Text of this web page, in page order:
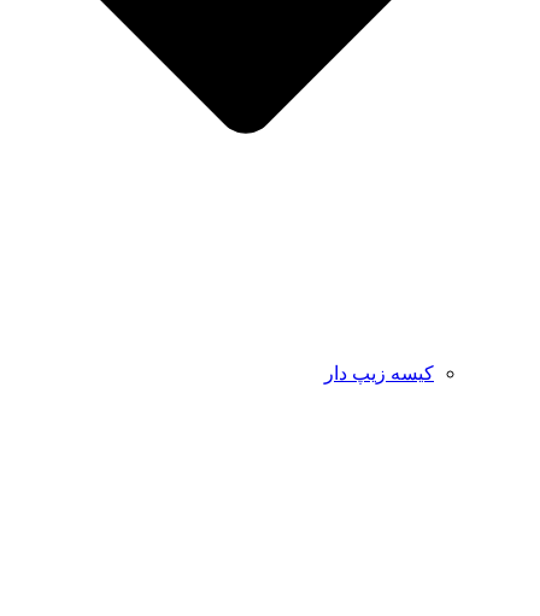
کیسه زیپ دار